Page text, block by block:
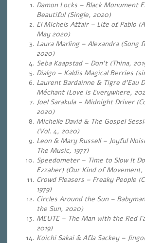
Damon Locks – Black Monument
Beautiful (Single, 2020)
El Michels Affair – Life of Pablo
May 2020)
Laura Marling – Alexandra (Song
2020)
Seba Kaapstad – Don’t (Thina,
Dialgo – Kaldis Magical Berries
Laurent Bardainne & Tigre d’Eau
Méchant (Love is Everywhere,
Joel Sarakula – Midnight Driver
2020)
Michelle David & The Gospel
(Vol. 4, 2020)
Leon & Mary Russell – Joyful
The Music, 1977)
Speedometer – Time to Slow It
Ezzaher) (Our Kind of Movement,
Crowd Pleasers – Freaky People
1979)
Circles Around the Sun –
the Sun, 2020)
MEUTE – The Man with the Red
2019)
Koichi Sakai & Afla Sackey –